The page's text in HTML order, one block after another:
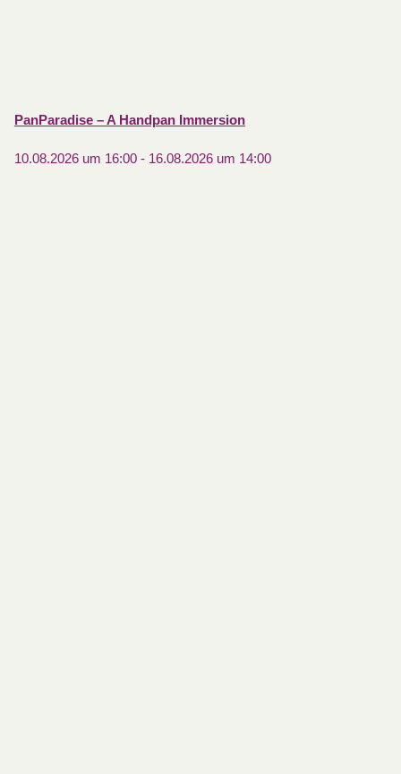
PanParadise – A Handpan Immersion
10.08.2026 um 16:00- 16.08.2026 um 14:00